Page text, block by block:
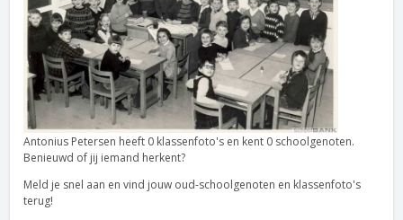
Antonius Petersen heeft 0 klassenfoto's en kent 0 schoolgenoten.
Benieuwd of jij iemand herkent?
Meld je snel aan en vind jouw oud-schoolgenoten en klassenfoto's
terug!